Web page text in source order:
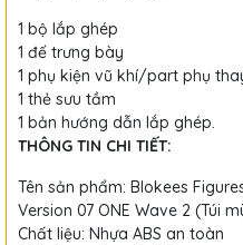
1 bộ lắp ghép
1 đế trưng bày
1 phụ kiện vũ khí/part phụ
1 thẻ sưu tầm
1 bản hướng dẫn lắp ghép.
THÔNG TIN CHI TIẾT:
Tên sản phẩm: Blokees
Version 07 ONE Wave 2 (Túi
Chất liệu: Nhựa ABS an toàn